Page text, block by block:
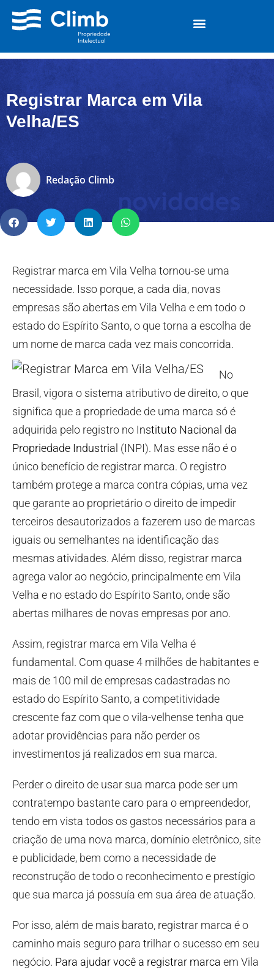
Registrar Marca em Vila
Velha/ES
Redação Climb
Registrar marca em Vila Velha tornou-se uma
necessidade. Isso porque, a cada dia, novas
empresas são abertas em Vila Velha e em todo o
estado do Espírito Santo, o que torna a escolha de
um nome de marca cada vez mais concorrida.
No
Brasil, vigora o sistema atributivo de direito, o que
significa que a propriedade de uma marca só é
adquirida pelo registro no Instituto Nacional da
Propriedade Industrial (INPI). Mas esse não é o
único benefício de registrar marca. O registro
também protege a marca contra cópias, uma vez
que garante ao proprietário o direito de impedir
terceiros desautorizados a fazerem uso de marcas
iguais ou semelhantes na identificação das
mesmas atividades. Além disso, registrar marca
agrega valor ao negócio, principalmente em Vila
Velha e no estado do Espírito Santo, onde são
abertas milhares de novas empresas por ano.
Assim, registrar marca em Vila Velha é
fundamental. Com quase 4 milhões de habitantes e
mais de 100 mil de empresas cadastradas no
estado do Espírito Santo, a competitividade
crescente faz com que o vila-velhense tenha que
adotar providências para não perder os
investimentos já realizados em sua marca.
Perder o direito de usar sua marca pode ser um
contratempo bastante caro para o empreendedor,
tendo em vista todos os gastos necessários para a
criação de uma nova marca, domínio eletrônico, site
e publicidade, bem como a necessidade de
reconstrução de todo o reconhecimento e prestígio
que sua marca já possuía em sua área de atuação.
Por isso, além de mais barato, registrar marca é o
caminho mais seguro para trilhar o sucesso em seu
negócio. Para ajudar você a registrar marca em Vila